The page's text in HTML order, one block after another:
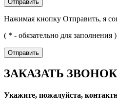
Нажимая кнопку Отправить, я
( * - обязательно для заполнения )
ЗАКАЗАТЬ ЗВОНОК
Укажите, пожалуйста,